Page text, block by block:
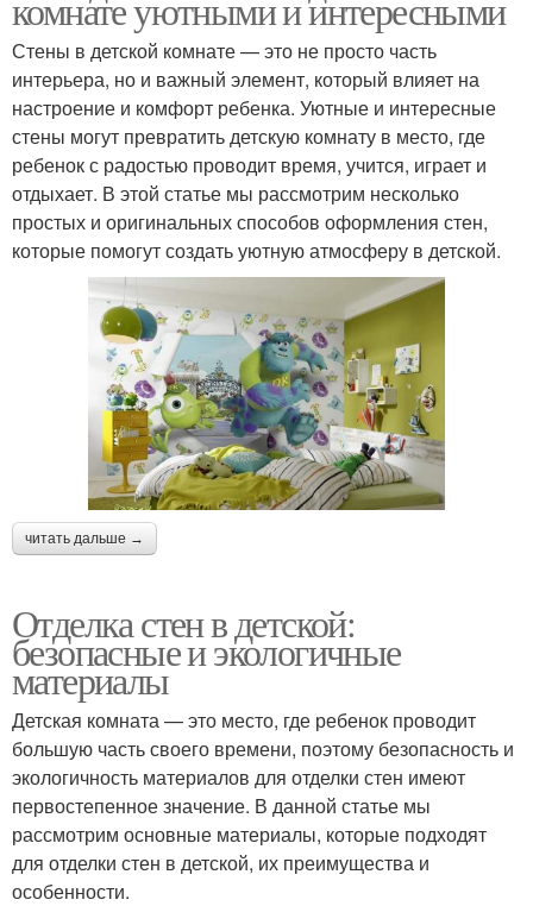
Стены в детской комнате — это не просто часть
интерьера, но и важный элемент, который влияет на
настроение и комфорт ребенка. Уютные и интересные
стены могут превратить детскую комнату в место, где
ребенок с радостью проводит время, учится, играет и
отдыхает. В этой статье мы рассмотрим несколько
простых и оригинальных способов оформления стен,
которые помогут создать уютную атмосферу в детской.
читать дальше →
Отделка стен в детской:
безопасные и экологичные
материалы
Детская комната — это место, где ребенок проводит
большую часть своего времени, поэтому безопасность и
экологичность материалов для отделки стен имеют
первостепенное значение. В данной статье мы
рассмотрим основные материалы, которые подходят
для отделки стен в детской, их преимущества и
особенности.